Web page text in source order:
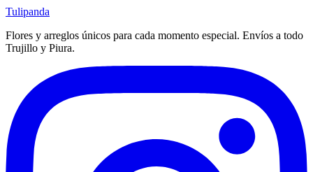
Tulipanda
Flores y arreglos únicos para cada momento especial. Envíos a todo
Trujillo y Piura.